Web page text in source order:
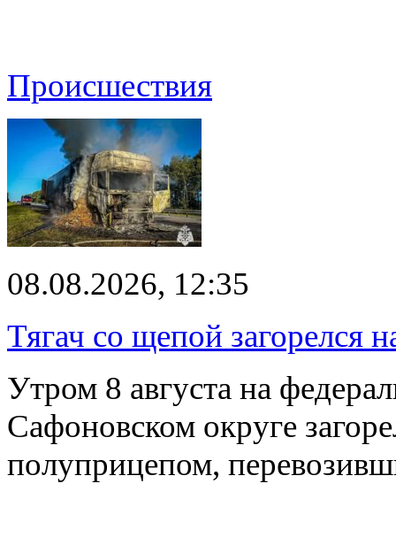
Происшествия
08.08.2026, 12:35
Тягач со щепой загорелся
Утром 8 августа на
Сафоновском округе
полуприцепом,